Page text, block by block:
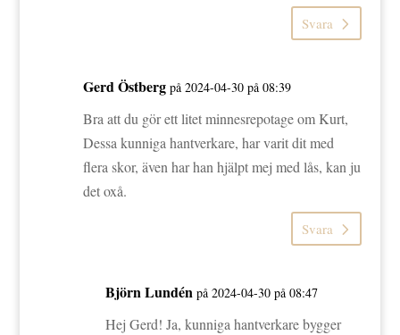
Svara
Gerd Östberg på 2024-04-30 på 08:39
Bra att du gör ett litet minnesrepotage om Kurt,
Dessa kunniga hantverkare, har varit dit med
flera skor, även har han hjälpt mej med lås, kan ju
det oxå.
Svara
Björn Lundén på 2024-04-30 på 08:47
Hej Gerd! Ja, kunniga hantverkare bygger